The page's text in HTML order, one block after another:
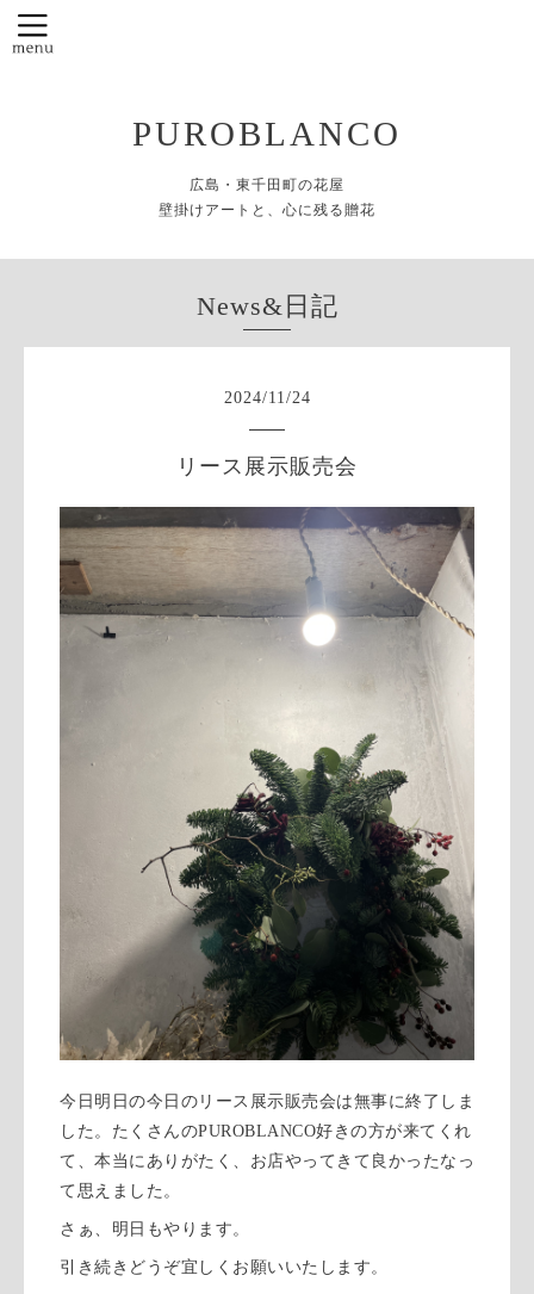
PUROBLANCO
広島・東千田町の花屋
壁掛けアートと、心に残る贈花
News&日記
2024/11 /24
リース展示販売会
今日明日の今日のリース展示販売会は無事に終了しま
した。たくさんのPUROBLANCO好きの方が来てくれ
て、本当にありがたく、お店やってきて良かったなっ
て思えました。
さぁ、明日もやります。
引き続きどうぞ宜しくお願いいたします。